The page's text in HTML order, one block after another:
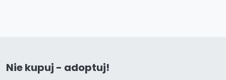
Nie kupuj - adoptuj!